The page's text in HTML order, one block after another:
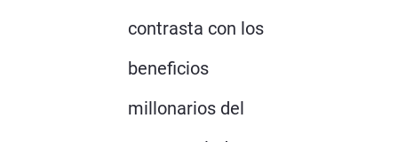
contrasta con los
beneficios
millonarios del